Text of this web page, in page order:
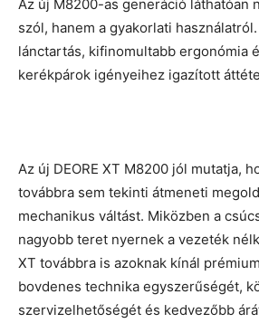
Az új M8200-as generáció láthatóan
szól, hanem a gyakorlati
lánctartás, kifinomultabb ergonómia
kerékpárok igényeihez igazított
Az új DEORE XT M8200 jól mutatja,
továbbra sem tekinti átmeneti
mechanikus váltást. Miközben a
nagyobb teret nyernek a vezeték
XT továbbra is azoknak kínál
bovdenes technika egyszerűségét,
szervizelhetőségét és kedvezőbb